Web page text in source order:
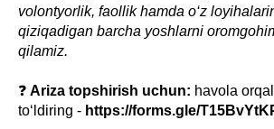
volontyorlik, faollik hamda o‘z
qiziqadigan barcha yoshlarni
qilamiz.
❓ Ariza topshirish uchun: havola
to‘ldiring - https://forms.gle/